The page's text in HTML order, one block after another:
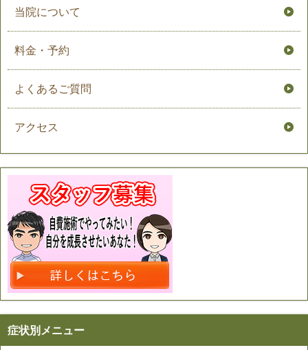
当院について
料金・予約
よくあるご質問
アクセス
症状別メニュー